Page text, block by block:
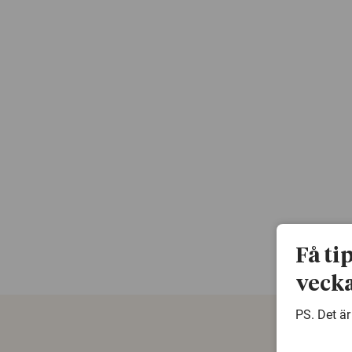
Få
PS. Det